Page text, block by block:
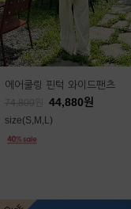
에어쿨링 핀턱 와이드팬츠
74,800 44,880원
size(S,M,L)